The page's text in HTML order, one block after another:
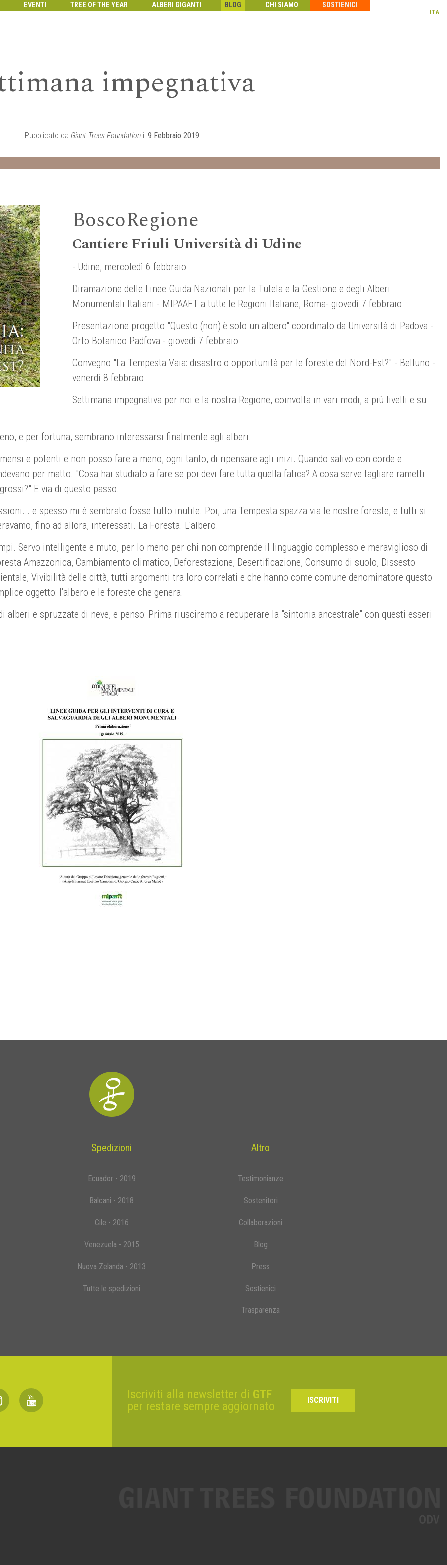
ITA
EVENTI TREE OF THE YEAR ALBERI GIGANTI BLOG CHI SIAMO SOSTIENICI
impegnativa
Pubblicato da Giant Trees Foundationil 9 Febbraio 2019
BoscoRegione
Cantiere Friuli Università di Udine
- Udine, mercoledì 6 febbraio
Diramazione delle Linee Guida Nazionali per la Tutela e la Gestione e degli Alberi
Monumentali Italiani - MIPAAFT a tutte le Regioni Italiane, Roma- giovedì 7 febbraio
Presentazione progetto "Questo (non) è solo un albero" coordinato da Università di Padova -
Orto Botanico Padfova - giovedì 7 febbraio
Convegno "La Tempesta Vaia: disastro o opportunità per le foreste del Nord-Est?" - Belluno -
venerdì 8 febbraio
Settimana impegnativa per noi e la nostra Regione, coinvolta in vari modi, a più livelli e su
e per fortuna, sembrano interessarsi finalmente agli alberi.
e potenti e non posso fare a meno, ogni tanto, di ripensare agli inizi. Quando salivo con corde e
per matto. "Cosa hai studiato a fare se poi devi fare tutta quella fatica? A cosa serve tagliare rametti
E via di questo passo.
e spesso mi è sembrato fosse tutto inutile. Poi, una Tempesta spazza via le nostre foreste, e tutti si
fino ad allora, interessati. La Foresta. L'albero.
Servo intelligente e muto, per lo meno per chi non comprende il linguaggio complesso e meraviglioso di
Amazzonica, Cambiamento climatico, Deforestazione, Desertificazione, Consumo di suolo, Dissesto
Vivibilità delle città, tutti argomenti tra loro correlati e che hanno come comune denominatore questo
oggetto: l'albero e le foreste che genera.
e spruzzate di neve, e penso: Prima riusciremo a recuperare la "sintonia ancestrale" con questi esseri
Spedizioni
Ecuador - 2019
Balcani - 2018
Cile - 2016
Venezuela - 2015
Nuova Zelanda - 2013
Tutte le spedizioni
Altro
Testimonianze
Sostenitori
Collaborazioni
Blog
Press
Sostienici
Trasparenza
Iscriviti alla newsletter di GTF
per restare sempre aggiornato
ISCRIVITI